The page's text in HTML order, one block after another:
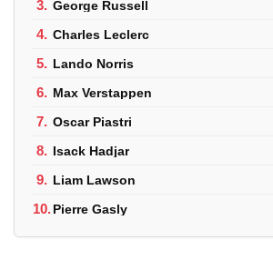
3. George Russell
4. Charles Leclerc
5. Lando Norris
6. Max Verstappen
7. Oscar Piastri
8. Isack Hadjar
9. Liam Lawson
10.Pierre Gasly